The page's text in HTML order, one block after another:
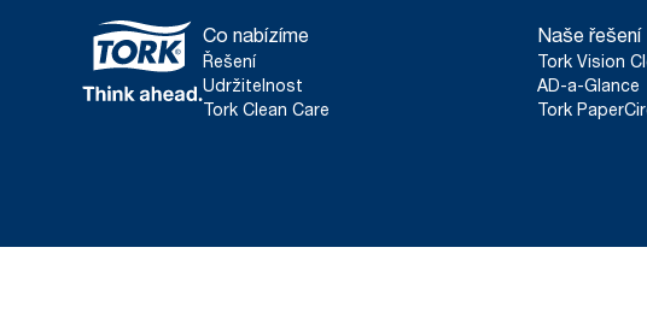
Co nabízíme
Řešení
Udržitelnost
Tork Clean Care
Naše řešení
Tork Vision
AD-a-Glance
Tork